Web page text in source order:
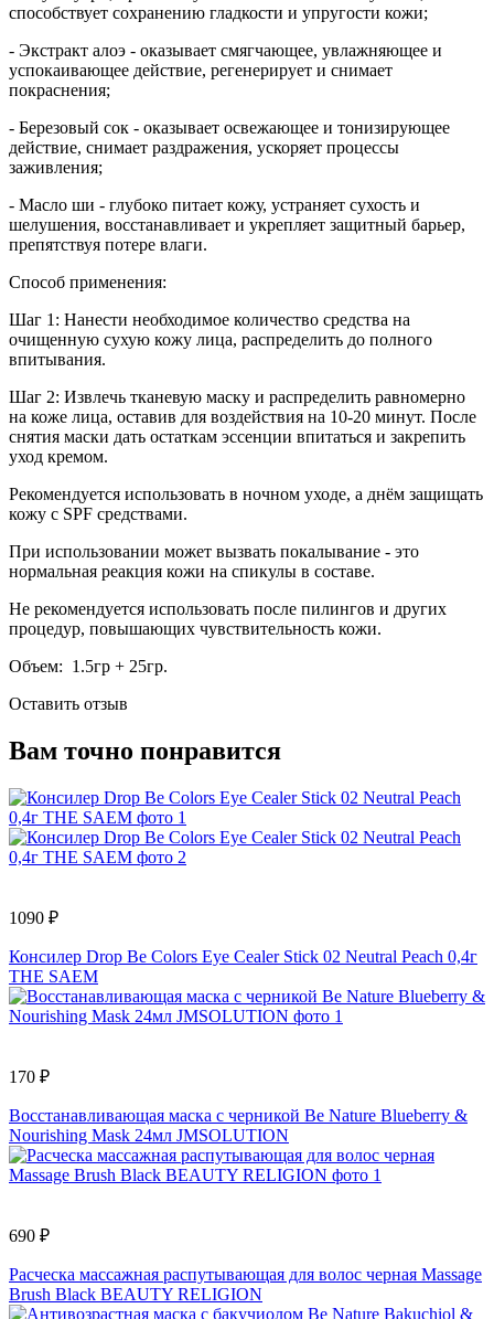
способствует сохранению гладкости и упругости кожи;
- Экстракт алоэ - оказывает смягчающее, увлажняющее и
успокаивающее действие, регенерирует и снимает
покраснения;
- Березовый сок - оказывает освежающее и тонизирующее
действие, снимает раздражения, ускоряет процессы
заживления;
- Масло ши - глубоко питает кожу, устраняет сухость и
шелушения, восстанавливает и укрепляет защитный барьер,
препятствуя потере влаги.
Способ применения:
Шаг 1: Нанести необходимое количество средства на
очищенную сухую кожу лица, распределить до полного
впитывания.
Шаг 2: Извлечь тканевую маску и распределить равномерно
на коже лица, оставив для воздействия на 10-20 минут. После
снятия маски дать остаткам эссенции впитаться и закрепить
уход кремом.
Рекомендуется использовать в ночном уходе, а днём защищать
кожу с SPF средствами.
При использовании может вызвать покалывание - это
нормальная реакция кожи на спикулы в составе.
Не рекомендуется использовать после пилингов и других
процедур, повышающих чувствительность кожи.
Объем: 1.5гр + 25гр.
Оставить отзыв
Вам точно понравится
1090 ₽
Консилер Drop Be Colors Eye Cealer Stick 02 Neutral Peach 0,4г
THE SAEM
170 ₽
Восстанавливающая маска с черникой Be Nature Blueberry &
Nourishing Mask 24мл JMSOLUTION
690 ₽
Расческа массажная распутывающая для волос черная Massage
Brush Black BEAUTY RELIGION